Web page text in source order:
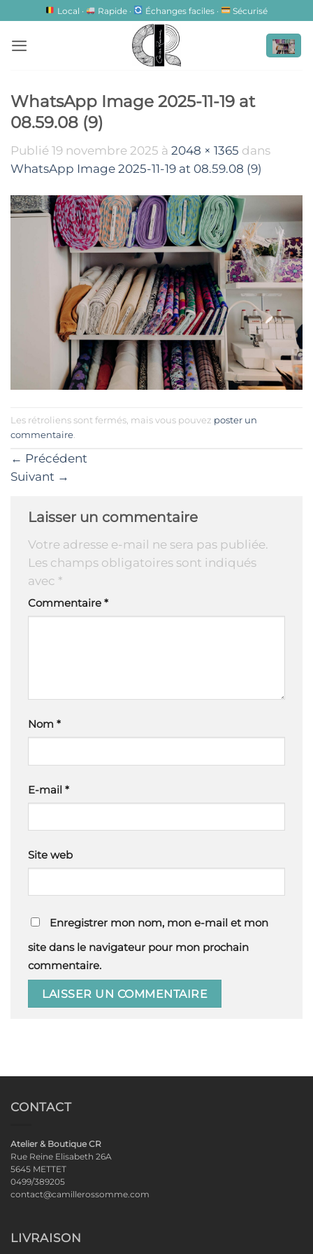
contenu
Local · Rapide · Échanges faciles · Sécurisé
WhatsApp Image 2025-11-19 at
08.59.08 (9)
Publié 19 novembre 2025 à 2048 × 1365 dans
WhatsApp Image 2025-11-19 at 08.59.08 (9)
Les rétroliens sont fermés, mais vous pouvez poster un
commentaire
← Précédent
Suivant →
Laisser un commentaire
Votre adresse e-mail ne sera pas publiée.
Les champs obligatoires sont indiqués
avec *
Commentaire *
Nom *
E-mail *
Site web
Enregistrer mon nom, mon e-mail et mon
site dans le navigateur pour mon prochain
commentaire.
CONTACT
Atelier & Boutique CR
Rue Reine Elisabeth 26A
5645 METTET
0499/389205
contact@camillerossomme.com
LIVRAISON